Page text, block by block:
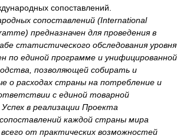
сопоставлений.
сопоставлений (International
предназначен для проведения в
статистического обследования уровня
по единой программе и унифицированной
позволяющей собирать и
о расходах страны на потребление и
с единой товарной
в реализации Проекта
каждой страны мира
от практических возможностей